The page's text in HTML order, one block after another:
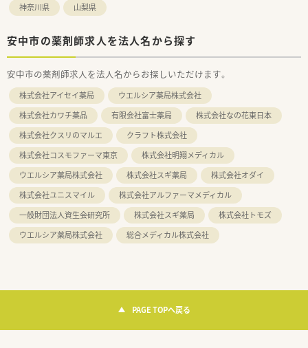
神奈川県
山梨県
安中市の薬剤師求人を法人名から探す
安中市の薬剤師求人を法人名からお探しいただけます。
株式会社アイセイ薬局
ウエルシア薬局株式会社
株式会社カワチ薬品
有限会社富士薬局
株式会社なの花東日本
株式会社クスリのマルエ
クラフト株式会社
株式会社コスモファーマ東京
株式会社明翔メディカル
ウエルシア薬局株式会社
株式会社スギ薬局
株式会社オダイ
株式会社ユニスマイル
株式会社アルファーマメディカル
一般財団法人資生会研究所
株式会社スギ薬局
株式会社トモズ
ウエルシア薬局株式会社
総合メディカル株式会社
PAGE TOPへ戻る